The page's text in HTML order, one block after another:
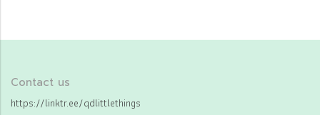
Contact us
https://linktr.ee/qdlittlethings